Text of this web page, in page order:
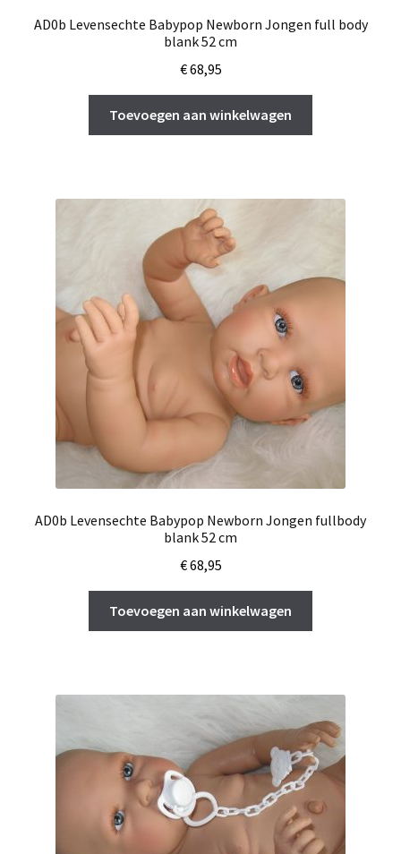
AD0b Levensechte Babypop Newborn Jongen full body
blank 52 cm
€68,95
Toevoegen aan winkelwagen
AD0b Levensechte Babypop Newborn Jongen fullbody
blank 52 cm
€68,95
Toevoegen aan winkelwagen